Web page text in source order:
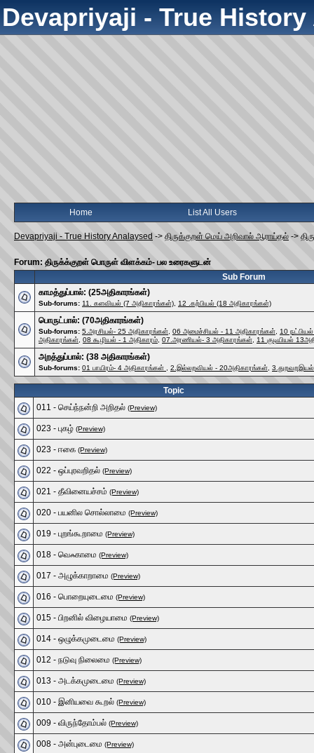
Devapriyaji - True
Home List All Users
Devapriyaji - True History Analaysed -> திருக்குறள் மெய் அறிவால் ஆராய்தல் ->
Forum: திருக்க்குறள் பொருள் விளக்கம்- பல உரைகளுடன்
Sub Forum
காமத்துப்பால்: (25அதிகாரங்கள்)
Sub-forums: 11. களவியல் (7 அதிகாரங்கள்) 12 .கற்பியல் (18 அதிகாரங்கள்)
பொருட்பால்: (70அதிகாரங்கள்)
Sub-forums: 5.அரசியல்- 25 அதிகாரங்கள் 06 அமைச்சியல் - 11 அதிகாரங்கள்
10
அதிகாரங்கள் 08 கூழியல் - 1 அதிகாரம் 07.அரணியல்- 3 அதிகாரங்கள் 11 குடியியல்
அறத்துப்பால்: (38 அதிகாரங்கள்)
Sub-forums: 01 பாயிரம்- 4 அதிகாரங்கள் 2.இல்லறவியல் - 20அதிகாரங்கள்
Topic
011 - செய்ந்நன்றி அறிதல் (Preview)
023 - புகழ் (Preview)
023 - ஈகை (Preview)
022 - ஒப்புரவறிதல் (Preview)
021 - தீவினையச்சம் (Preview)
020 - பயனில சொல்லாமை (Preview)
019 - புறங்கூறாமை (Preview)
018 - வெஃகாமை (Preview)
017 - அழுக்காறாமை (Preview)
016 - பொறையுடைமை (Preview)
015 - பிறனில் விழையாமை (Preview)
014 - ஒழுக்கமுடைமை (Preview)
012 - நடுவு நிலைமை (Preview)
013 - அடக்கமுடைமை (Preview)
010 - இனியவை கூறல் (Preview)
009 - விருந்தோம்பல் (Preview)
008 - அன்புடைமை (Preview)